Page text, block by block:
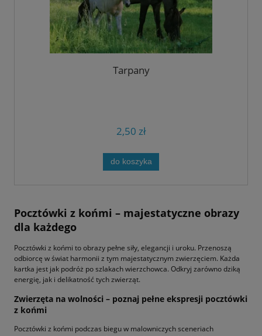
Tarpany
2,50 zł
do koszyka
Pocztówki z końmi – majestatyczne obrazy
dla każdego
Pocztówki z końmi to obrazy pełne siły, elegancji i uroku. Przenoszą
odbiorcę w świat harmonii z tym majestatycznym zwierzęciem. Każda
kartka jest jak podróż po szlakach wierzchowca. Odkryj zarówno dziką
energię, jak i delikatność tych zwierząt.
Zwierzęta na wolności – poznaj pełne ekspresji pocztówki
z końmi
Pocztówki z końmi podczas biegu w malowniczych sceneriach